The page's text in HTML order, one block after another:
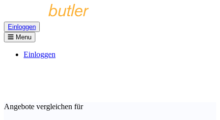
Einloggen
Menu
Einloggen
Angebote vergleichen für